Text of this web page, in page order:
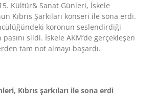
Kültür& Sanat Günleri, İskele
Kıbrıs Şarkıları konseri ile sona erdi.
koronun seslendirdiği
sildi. İskele AKM’de gerçekleşen
tam not almayı başardı.
Kıbrıs şarkıları ile sona erdi